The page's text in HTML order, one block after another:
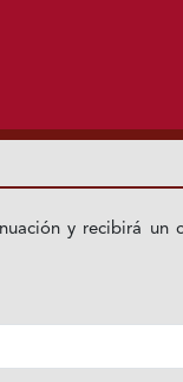
y recibirá un